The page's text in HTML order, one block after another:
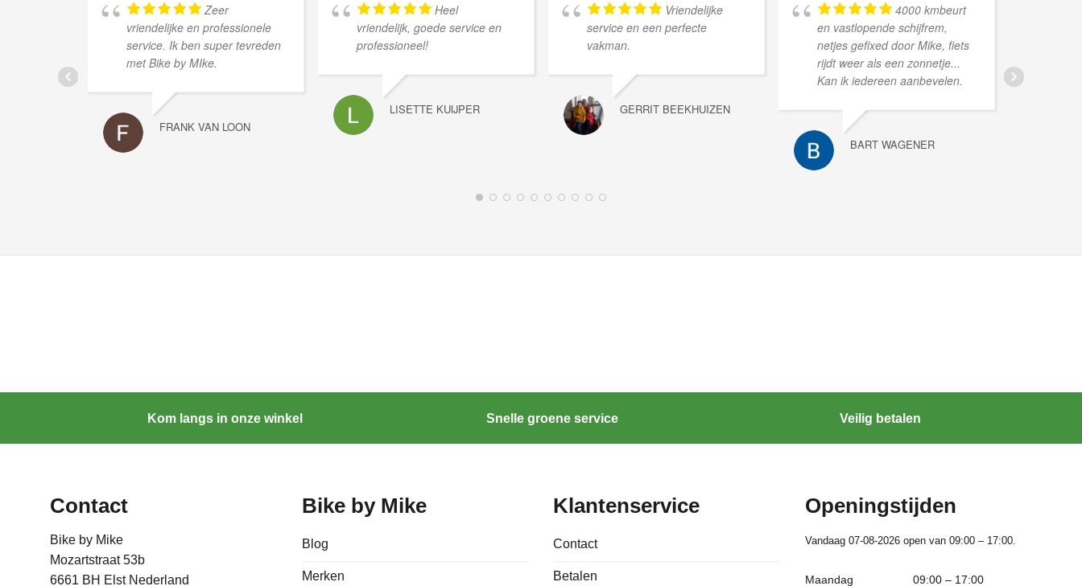
Zeer
vriendelijke en professionele
service. Ik ben super tevreden
met Bike by MIke.
FRANK VAN LOON
Heel
vriendelijk, goede service en
professioneel!
LISETTE KUIJPER
Vriendelijke
service en een perfecte
vakman.
GERRIT BEEKHUIZEN
4000 kmbeurt
en vastlopende schijfrem,
netjes gefixed door Mike, fiets
rijdt weer als een zonnetje...
Kan ik iedereen aanbevelen.
BART WAGENER
Kom langs in onze winkel Snelle groene service Veilig betalen
Contact
Bike by Mike
Mozartstraat 53b
6661 BH Elst Nederland
Bike by Mike
Blog
Merken
Klantenservice
Contact
Betalen
Openingstijden
Vandaag 07-08-2026 open van 09:00 – 17:00.
Maandag 09:00 – 17:00